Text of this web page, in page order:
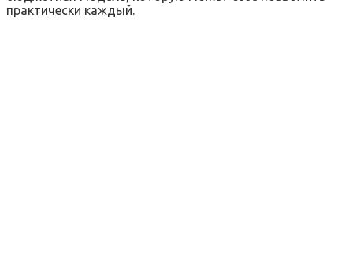
практически каждый.